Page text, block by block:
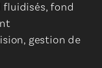
fond
gestion de